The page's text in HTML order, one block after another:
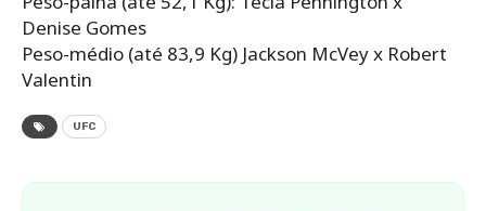
Denise Gomes
Peso-médio (até 83,9 Kg) Jackson McVey x Robert
Valentin
UFC